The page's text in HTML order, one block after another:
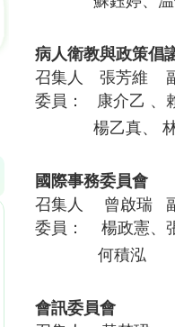
病人衛教與政策倡
召集人 張芳維
委員： 康介乙 、
楊乙真、 林
國際事務委員會
召集人 曾啟瑞
委員： 楊政憲、
何積泓
會訊委員會